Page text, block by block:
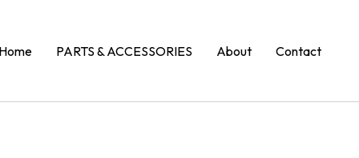
PARTS & ACCESSORIES About Contact